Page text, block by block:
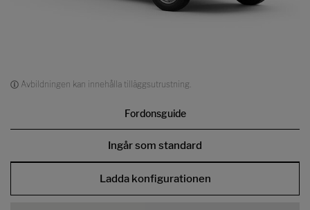
Avbildningen kan innehålla tilläggsutrustning.
Fordonsguide
Ingår som standard
Ladda konfigurationen